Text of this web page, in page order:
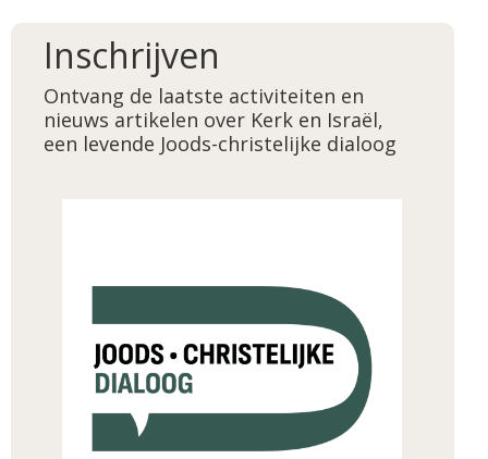
Inschrijven
Ontvang de laatste activiteiten en
nieuws artikelen over Kerk en Israël,
een levende Joods-christelijke dialoog